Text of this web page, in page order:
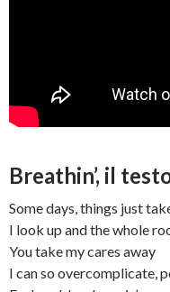
Breathin’, il
Some days, things just
I look up and the whole
You take my cares away
I can so overcomplicate,